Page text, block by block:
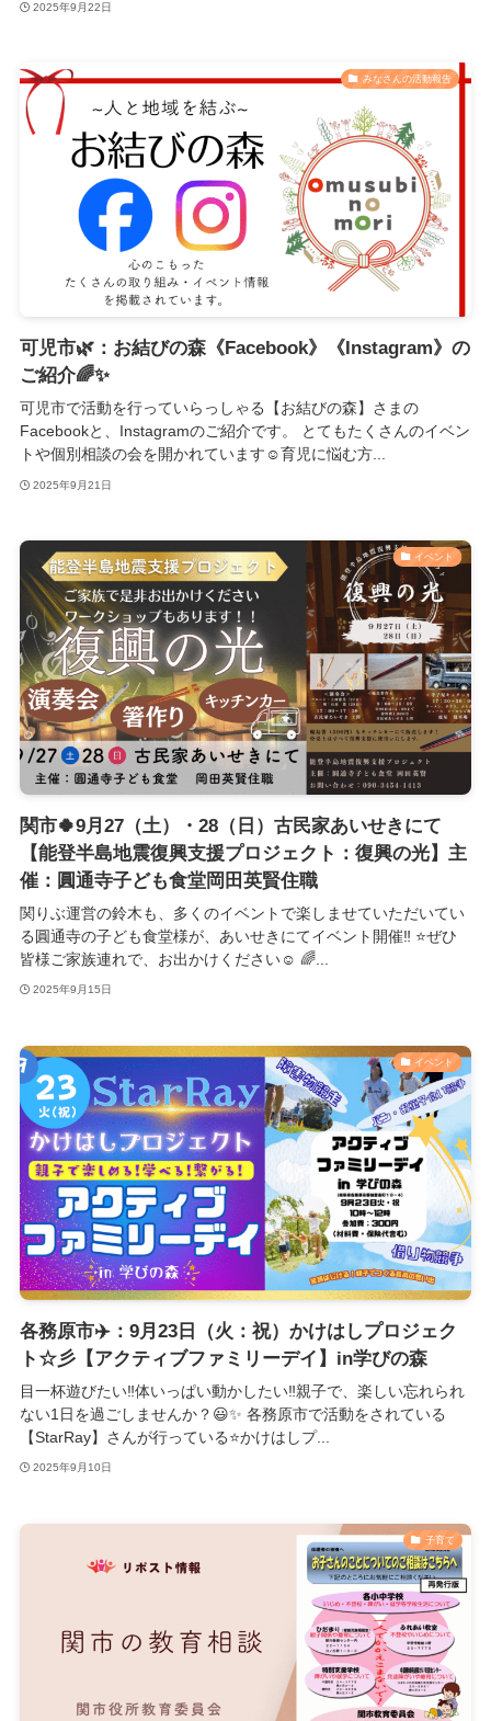
2025年9月22日
みなさんの活動報告
可児市🌿：お結びの森《Facebook》《Instagram》の
ご紹介🌈✨️
可児市で活動を行っていらっしゃる【お結びの森】さまの
Facebookと、Instagramのご紹介です。 とてもたくさんのイベン
トや個別相談の会を開かれています☺️育児に悩む方...
2025年9月21日
イベント
関市🍀9月27（土）・28（日）古民家あいせきにて
【能登半島地震復興支援プロジェクト：復興の光】主
催：圓通寺子ども食堂岡田英賢住職
関りぶ運営の鈴木も、多くのイベントで楽しませていただいてい
る圓通寺の子ども食堂様が、あいせきにてイベント開催‼️ ⭐️ぜひ
皆様ご家族連れで、お出かけください☺️ 🌈...
2025年9月15日
イベント
各務原市✈️：9月23日（火：祝）かけはしプロジェク
ト☆彡【アクティブファミリーデイ】in学びの森
目一杯遊びたい‼️体いっぱい動かしたい‼️親子で、楽しい忘れられ
ない1日を過ごしませんか？😃✨️ 各務原市で活動をされている
【StarRay】さんが行っている⭐️かけはしプ...
2025年9月10日
子育て